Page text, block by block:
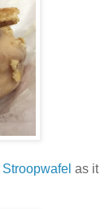
Stroopwafel as it